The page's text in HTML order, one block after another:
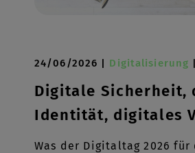
24/06/2026 | Digitalisierung |
Digitale Sicherheit,
Identität, digitales
Was der Digitaltag 2026 für